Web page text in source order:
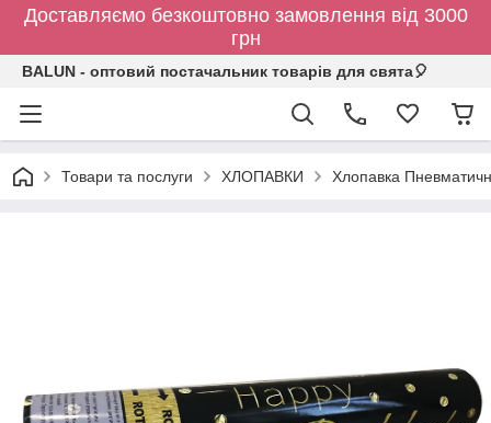
Доставляємо безкоштовно замовлення від 3000
грн
BALUN - оптовий постачальник товарів для свята🎈
Товари та послуги ХЛОПАВКИ Хлопавка